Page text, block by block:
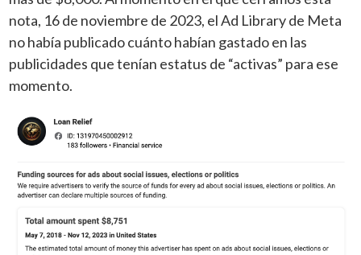
nota, 16 de noviembre de 2023, el Ad Library de Meta
no había publicado cuánto habían gastado en las
publicidades que tenían estatus de “activas” para ese
momento.